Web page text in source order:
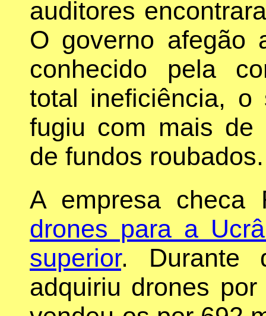
auditores
O governo afegão
conhecido pela
total ineficiência, o
fugiu com mais de
de fundos roubados.
A empresa checa
drones para a
superior. Durante
adquiriu drones